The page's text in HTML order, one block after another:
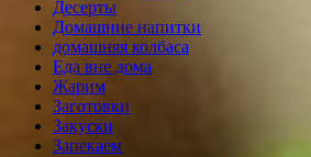
Десерты
Домашние напитки
домашняя колбаса
Еда вне дома
Жарим
Заготовки
Закуски
Запекаем